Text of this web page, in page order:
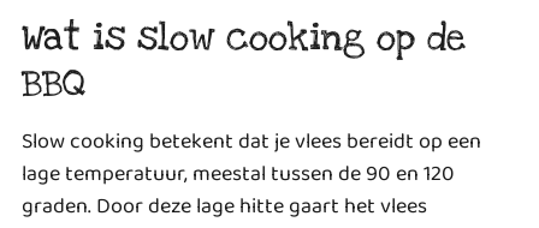
Wat is slow cooking op de
BBQ
Slow cooking betekent dat je vlees bereidt op een
lage temperatuur, meestal tussen de 90 en 120
graden. Door deze lage hitte gaart het vlees